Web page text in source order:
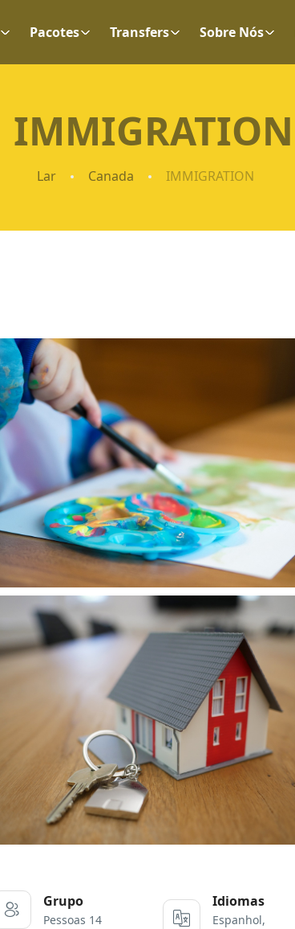
Pacotes Transfers Sobre Nós
IMMIGRATION
Lar Canada IMMIGRATION
Grupo
Pessoas 14
Idiomas
Espanhol,